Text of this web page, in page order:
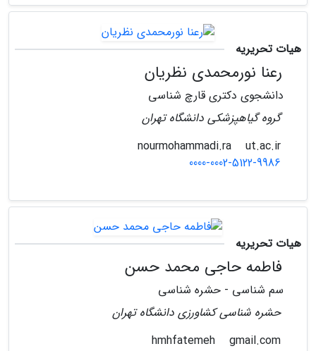
هیات تحریریه
رعنا نورمحمدی نظریان
دانشجوی دکتری قارچ شناسی
گروه گیاهپزشکی دانشگاه تهران
ut.ac.ir
0000-0002-5122-9986
هیات تحریریه
فاطمه حاجی محمد حسن
سم شناسی - حشره شناسی
حشره شناسی کشاورزی دانشگاه تهران
gmail.com